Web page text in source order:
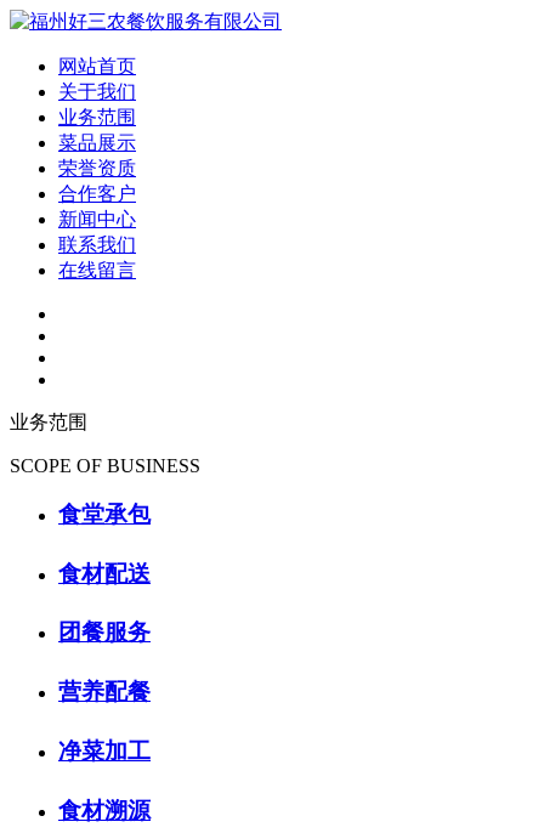
网站首页
关于我们
业务范围
菜品展示
荣誉资质
合作客户
新闻中心
联系我们
在线留言
业务范围
SCOPE OF BUSINESS
食堂承包
食材配送
团餐服务
营养配餐
净菜加工
食材溯源